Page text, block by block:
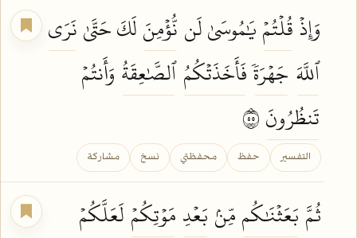
وَإِذۡقُلۡتُمۡيَٰمُوسَىٰ لَن نُّؤۡمِنَلَكَ حَتَّىٰنَرَى
ٱللَّهَ جَهۡرَةٗفَأَخَذَتۡكُمُ ٱلصَّٰعِقَةُ وَأَنتُمۡ
تَنظُرُونَ
التفسير حفظ محفظتي نسخ مشاركة
ثُمَّ بَعَثۡنَٰكُممِّنۢ بَعۡدِ مَوۡتِكُمۡ لَعَلَّكُمۡ